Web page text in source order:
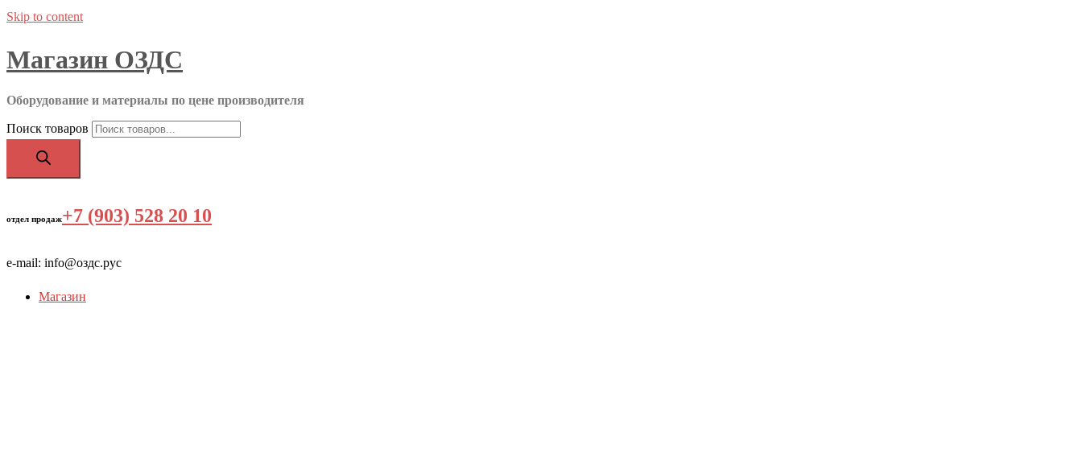
Skip to content
Магазин ОЗДС
Оборудование и материалы по цене производителя
Поиск товаров
отдел продаж+7 (903) 528 20 10
e-mail: info@оздс.рус
Магазин